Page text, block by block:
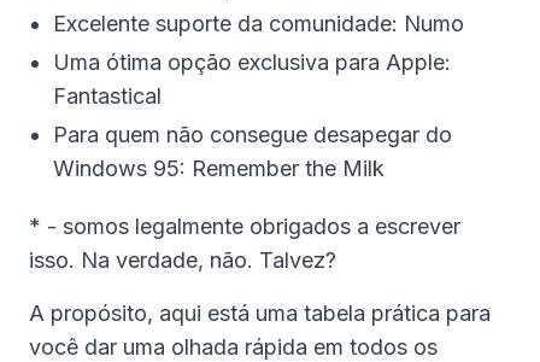
Excelente suporte da comunidade: Numo‍
Uma ótima opção exclusiva para Apple:
Fantastical‍
Para quem não consegue desapegar do
Windows 95: Remember the Milk
* - somos legalmente obrigados a escrever
isso. Na verdade, não. Talvez?
A propósito, aqui está uma tabela prática para
você dar uma olhada rápida em todos os